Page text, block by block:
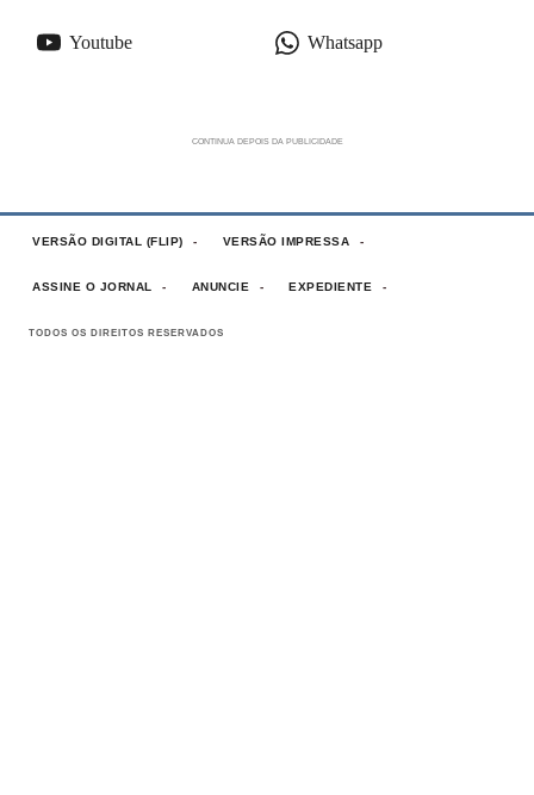
Youtube Whatsapp
VERSÃO DIGITAL (FLIP) VERSÃO IMPRESSA
ASSINE O JORNAL ANUNCIE EXPEDIENTE
TODOS OS DIREITOS RESERVADOS